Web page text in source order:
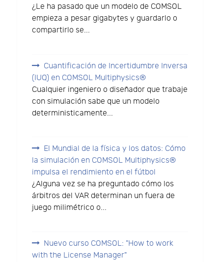
¿Le ha pasado que un modelo de COMSOL
empieza a pesar gigabytes y guardarlo o
compartirlo se...
Cuantificación de Incertidumbre Inversa
(IUQ) en COMSOL Multiphysics®
Cualquier ingeniero o diseñador que trabaje
con simulación sabe que un modelo
deterministicamente...
El Mundial de la física y los datos: Cómo
la simulación en COMSOL Multiphysics®
impulsa el rendimiento en el fútbol
¿Alguna vez se ha preguntado cómo los
árbitros del VAR determinan un fuera de
juego milimétrico o...
Nuevo curso COMSOL: "How to work
with the License Manager"